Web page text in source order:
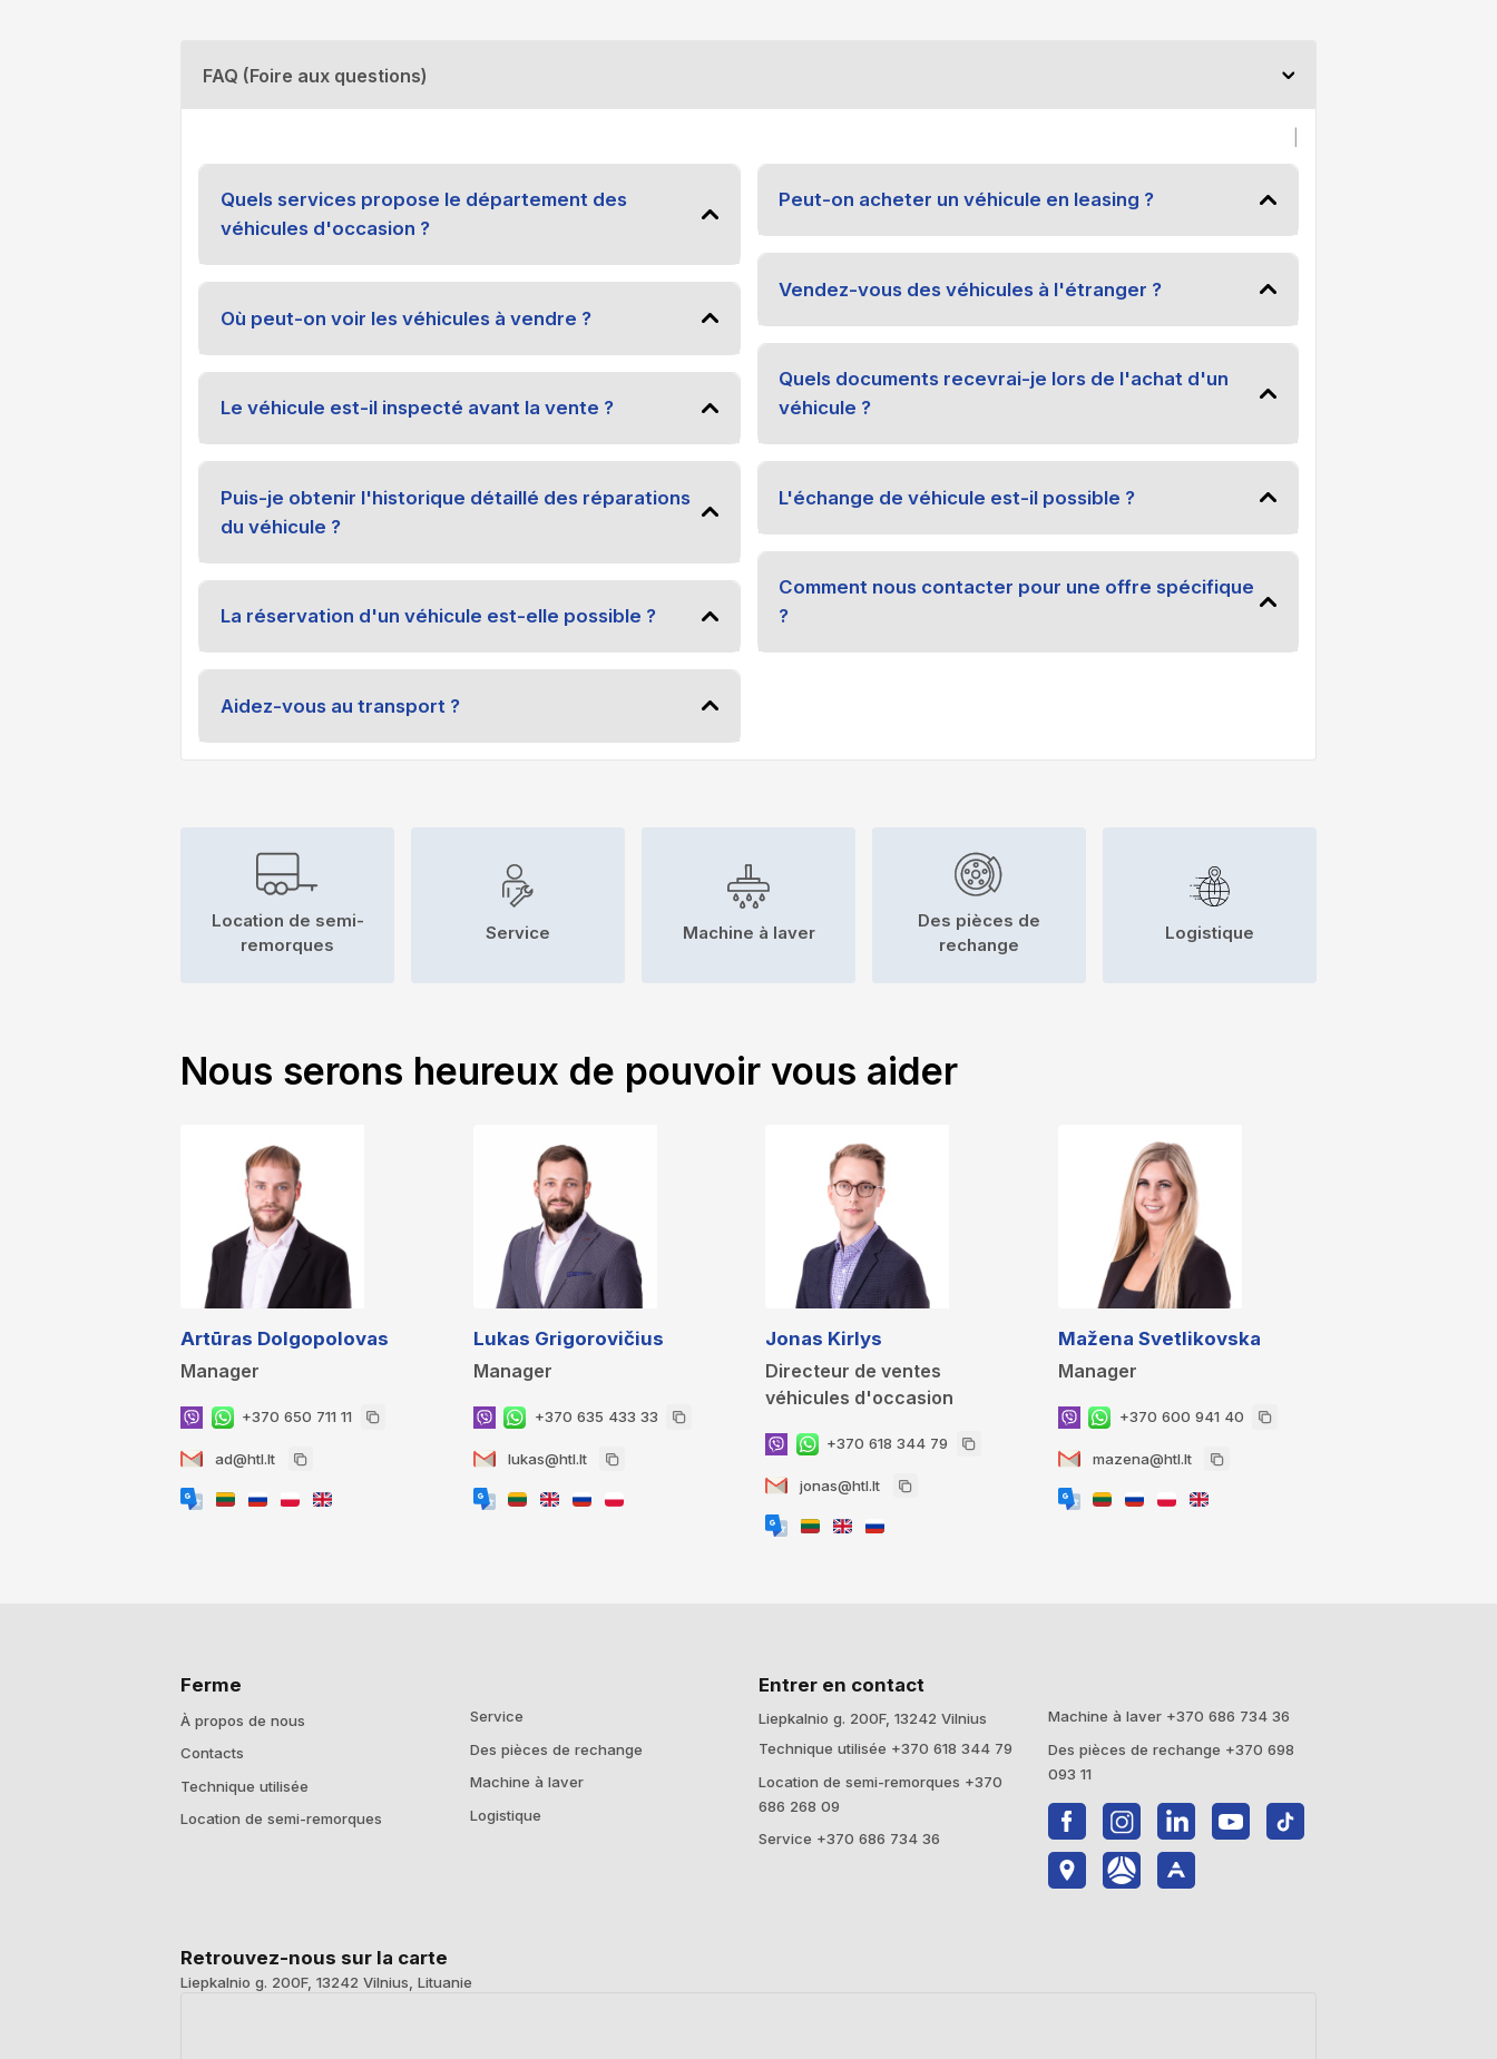
FAQ (Foire aux questions)
Quels services propose le département des
véhicules d'occasion ?
Où peut-on voir les véhicules à vendre ?
Le véhicule est-il inspecté avant la vente ?
Puis-je obtenir l'historique détaillé des réparations
du véhicule ?
La réservation d'un véhicule est-elle possible ?
Aidez-vous au transport ?
Peut-on acheter un véhicule en leasing ?
Vendez-vous des véhicules à l'étranger ?
Quels documents recevrai-je lors de l'achat d'un
véhicule ?
L'échange de véhicule est-il possible ?
Comment nous contacter pour une offre spécifique
?
Location de semi-
remorques
Service Machine à laver
Des pièces de
rechange
Logistique
Nous serons heureux de pouvoir vous aider
Artūras Dolgopolovas
Manager
+370 650 711 11
ad@htl.lt
Lukas Grigorovičius
Manager
+370 635 433 33
lukas@htl.lt
Jonas Kirlys
Directeur de ventes
véhicules d'occasion
+370 618 344 79
jonas@htl.lt
Mažena Svetlikovska
Manager
+370 600 941 40
mazena@htl.lt
Ferme
À propos de nous
Contacts
Technique utilisée
Location de semi-remorques
Service
Des pièces de rechange
Machine à laver
Logistique
Entrer en contact
Liepkalnio g. 200F, 13242 Vilnius
Technique utilisée +370 618 344 79
Location de semi-remorques +370
686 268 09
Service +370 686 734 36
Machine à laver +370 686 734 36
Des pièces de rechange +370 698
093 11
Retrouvez-nous sur la carte
Liepkalnio g. 200F, 13242 Vilnius, Lituanie